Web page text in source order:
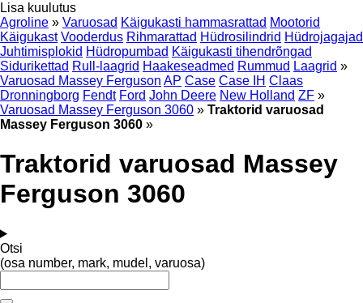
Lisa kuulutus
Agroline » Varuosad Käigukasti hammasrattad Mootorid
Käigukast Vooderdus Rihmarattad Hüdrosilindrid Hüdrojagajad
Juhtimisplokid Hüdropumbad Käigukasti tihendrõngad
Sidurikettad Rull-laagrid Haakeseadmed Rummud Laagrid »
Varuosad Massey Ferguson AP Case Case IH Claas
Dronningborg Fendt Ford John Deere New Holland ZF »
Varuosad Massey Ferguson 3060 » Traktorid varuosad
Massey Ferguson 3060 »
Traktorid varuosad Massey
Ferguson 3060
Otsi
(osa number, mark, mudel, varuosa)